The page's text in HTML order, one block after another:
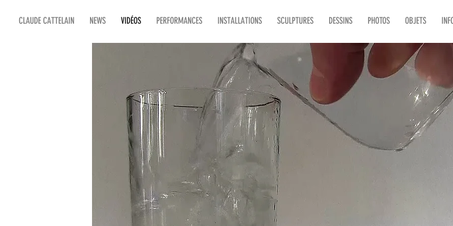
CLAUDE CATTELAIN NEWS VIDÉOS PERFORMANCES INSTALLATIONS SCULPTURES DESSINS PHOTOS OBJETS